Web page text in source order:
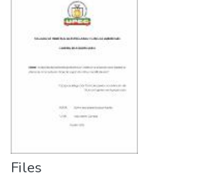
Files